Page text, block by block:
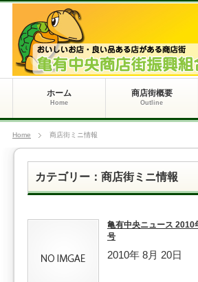
ホーム
Home
商店街概要
Outline
Home 商店街ミニ情報
カテゴリー：商店街ミニ情報
亀有中央ニュース 2010
号
2010年 8月 20日